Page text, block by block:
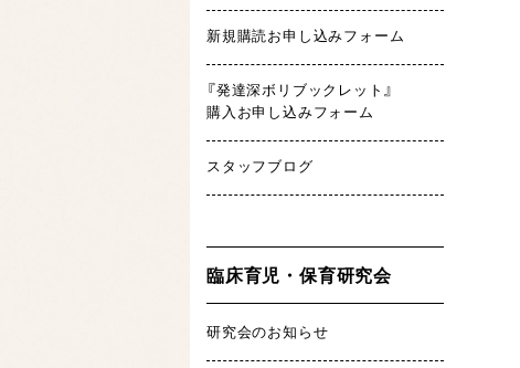
新規購読お申し込みフォーム
『発達深ボリブックレット』
購入お申し込みフォーム
スタッフブログ
臨床育児・保育研究会
研究会のお知らせ